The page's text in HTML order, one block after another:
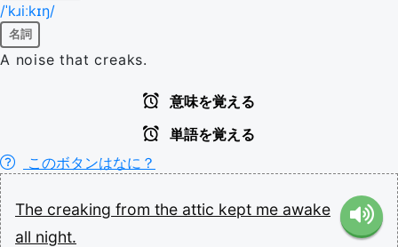
/ˈkɹiːkɪŋ/
名詞
A noise that creaks.
意味を覚える
単語を覚える
このボタンはなに？
The creaking from the attic kept me awake
all night.